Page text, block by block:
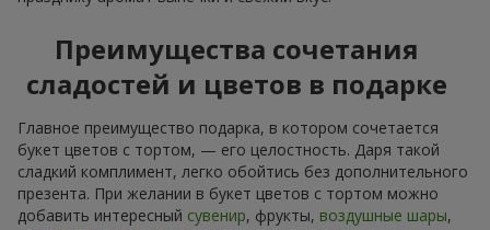
Преимущества сочетания
сладостей и цветов в подарке
Главное преимущество подарка, в котором сочетается
букет цветов с тортом, — его целостность. Даря такой
сладкий комплимент, легко обойтись без дополнительного
презента. При желании в букет цветов с тортом можно
добавить интересный сувенир, фрукты, воздушные шары,